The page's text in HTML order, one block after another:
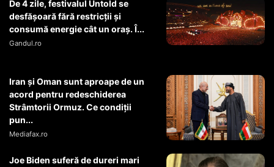
De 4 zile, festivalul Untold se
desfășoară fără restricții și
consumă energie cât un oraș. Î...
Gandul.ro
Iran și Oman sunt aproape de un
acord pentru redeschiderea
Strâmtorii Ormuz. Ce condiții
pun...
Mediafax.ro
Joe Biden suferă de dureri mari